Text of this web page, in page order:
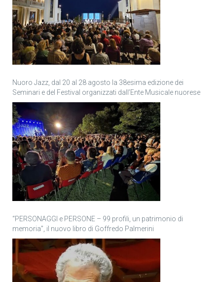
Nuoro Jazz, dal 20 al 28 agosto la 38esima edizione dei
Seminari e del Festival organizzati dall’Ente Musicale nuorese
“PERSONAGGI e PERSONE – 99 profili, un patrimonio di
memoria”, il nuovo libro di Goffredo Palmerini